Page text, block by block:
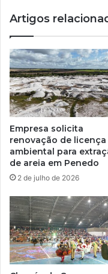
Artigos
Empresa solicita
renovação de licença
ambiental para
de areia em Penedo
2 de julho de 2026